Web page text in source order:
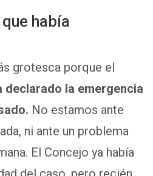
que había
grotesca porque el
declarado la emergencia
No estamos ante
ni ante un problema
El Concejo ya había